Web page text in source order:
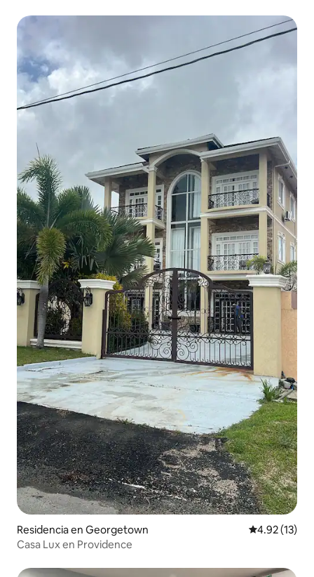
Residencia en Georgetown Calificación
4.92 (13)
Casa Lux en Providence